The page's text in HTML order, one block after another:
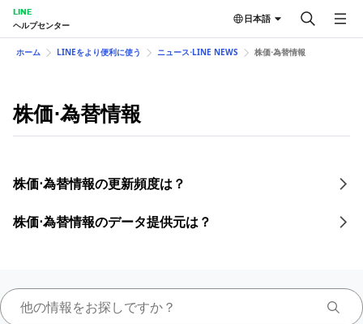
LINE
ヘルプセンター
日本語
ホーム LINEをより便利に使う ニュース⋅LINE NEWS 株価⋅為替情報
株価⋅為替情報
株価⋅為替情報の更新頻度は？
株価⋅為替情報のデータ提供元は？